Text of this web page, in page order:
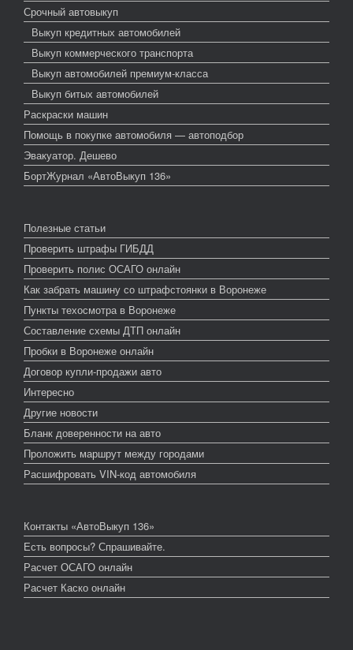
Срочный автовыкуп
Выкуп кредитных автомобилей
Выкуп коммерческого транспорта
Выкуп автомобилей премиум-класса
Выкуп битых автомобилей
Раскраски машин
Помощь в покупке автомобиля — автоподбор
Эвакуатор. Дешево
БортЖурнал «АвтоВыкуп 136»
Полезные статьи
Проверить штрафы ГИБДД
Проверить полис ОСАГО онлайн
Как забрать машину со штрафстоянки в Воронеже
Пункты техосмотра в Воронеже
Составление схемы ДТП онлайн
Пробки в Воронеже онлайн
Договор купли-продажи авто
Интересно
Другие новости
Бланк доверенности на авто
Проложить маршрут между городами
Расшифровать VIN-код автомобиля
Контакты «АвтоВыкуп 136»
Есть вопросы? Спрашивайте.
Расчет ОСАГО онлайн
Расчет Каско онлайн